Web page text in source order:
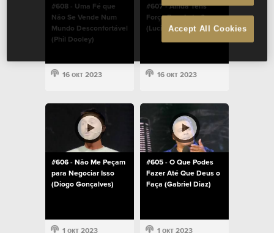
#608 - Uma Fé que
Não Se Vende Num
Mundo Desconfortável
(Phil Dooley)
16 окт 2023
#607 - Ainda Tens
Força Para Lutar?
(Lucinda Dooley)
16 окт 2023
#606 - Não Me Peçam
para Negociar Isso
(Diogo Gonçalves)
1 окт 2023
#605 - O Que Podes
Fazer Até Que Deus o
Faça (Gabriel Diaz)
1 окт 2023
Accept All Cookies